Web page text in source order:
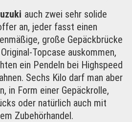
auch zwei sehr solide
an, jeder fasst einen
große Gepäckbrücke
Topcase auskommen,
ein Pendeln bei Highspeed
Sechs Kilo darf man aber
in Form einer Gepäckrolle,
oder natürlich auch mit
Zubehörhandel.